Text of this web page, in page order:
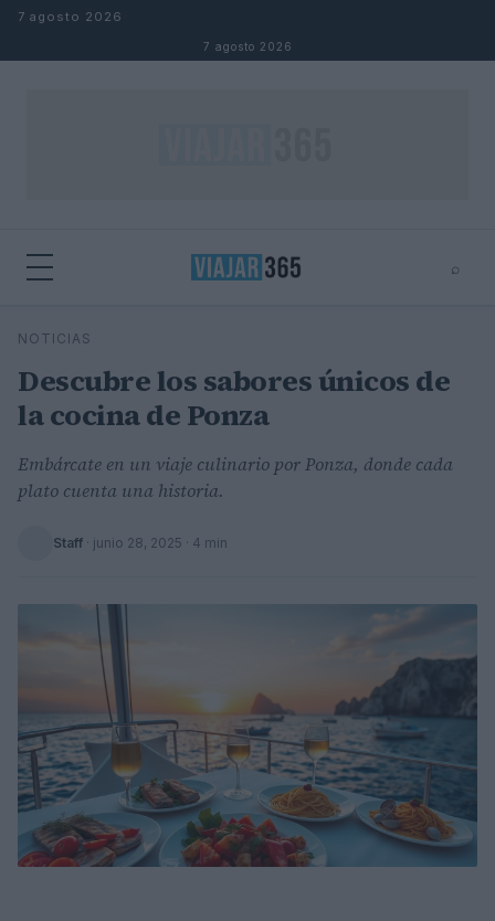
Saltar al contenido
7 agosto 2026
7 agosto 2026
⌕
Buscar
NOTICIAS
Descubre los sabores únicos de
la cocina de Ponza
Embárcate en un viaje culinario por Ponza, donde cada
plato cuenta una historia.
Staff · junio 28, 2025 · 4 min